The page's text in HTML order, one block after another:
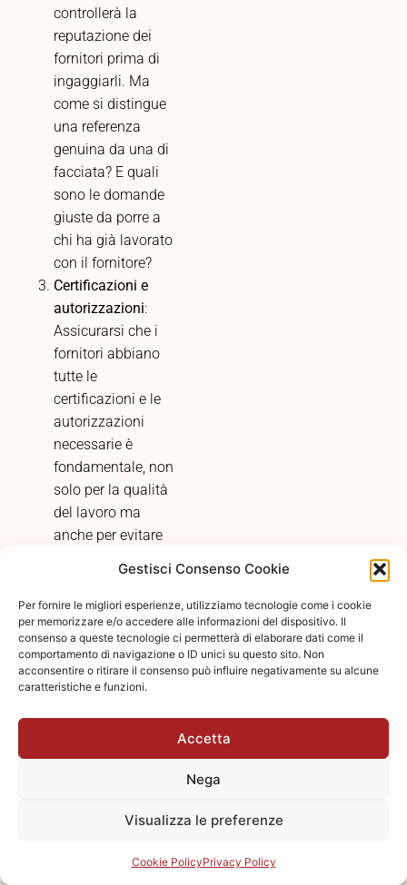
Gestisci Consenso Cookie
Per fornire le migliori esperienze, utilizziamo tecnologie come i cookie
per memorizzare e/o accedere alle informazioni del dispositivo. Il
consenso a queste tecnologie ci permetterà di elaborare dati come il
comportamento di navigazione o ID unici su questo sito. Non
acconsentire o ritirare il consenso può influire negativamente su alcune
caratteristiche e funzioni.
Accetta
Nega
Visualizza le preferenze
Cookie PolicyPrivacy Policy
controllerà la
reputazione dei
fornitori prima di
ingaggiarli. Ma
come si distingue
una referenza
genuina da una di
facciata? E quali
sono le domande
giuste da porre a
chi ha già lavorato
con il fornitore?
Certificazioni e
autorizzazioni:
Assicurarsi che i
fornitori abbiano
tutte le
certificazioni e le
autorizzazioni
necessarie è
fondamentale, non
solo per la qualità
del lavoro ma
anche per evitare
quali sono le
certificazioni
davvero importanti
nel settore delle
manutenzioni
condominiali? E
come si verifica la
Capacità di